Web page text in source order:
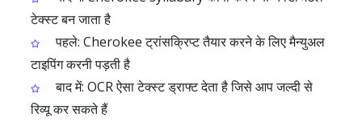
टेक्स्ट बन जाता है
पहले: Cherokee ट्रांसक्रिप्ट तैयार करने के लिए मैन्युअल
टाइपिंग करनी पड़ती है
बाद में: OCR ऐसा टेक्स्ट ड्राफ्ट देता है जिसे आप जल्दी से
रिव्यू कर सकते हैं